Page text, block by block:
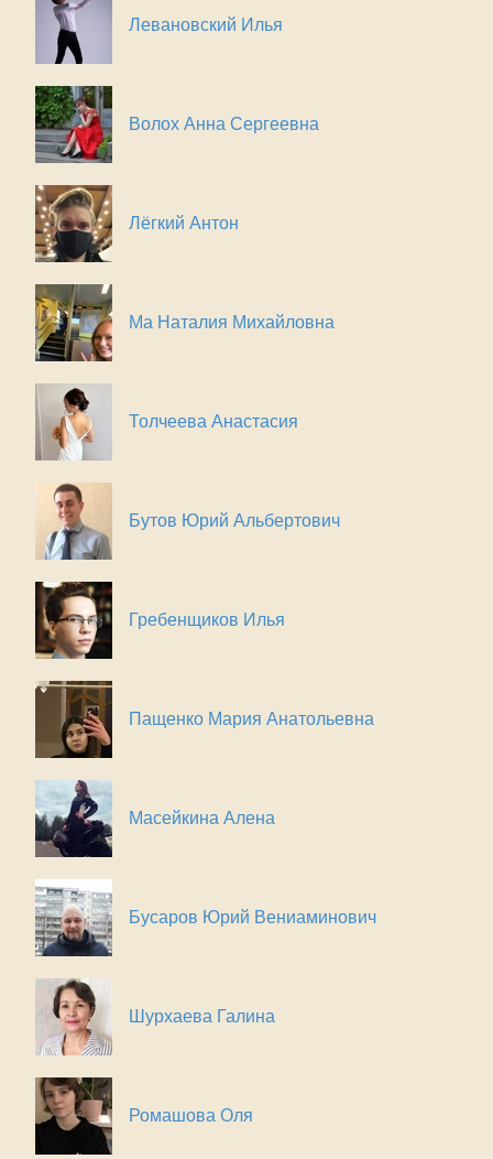
Левановский Илья
Волох Анна Сергеевна
Лёгкий Антон
Ма Наталия Михайловна
Толчеева Анастасия
Бутов Юрий Альбертович
Гребенщиков Илья
Пащенко Мария Анатольевна
Масейкина Алена
Бусаров Юрий Вениаминович
Шурхаева Галина
Ромашова Оля